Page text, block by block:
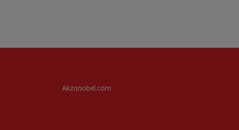
Akzonobel.com